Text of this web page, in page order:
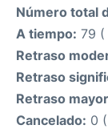
Número total
A tiempo: 79 (
Retraso
Retraso
Retraso
Cancelado: 0